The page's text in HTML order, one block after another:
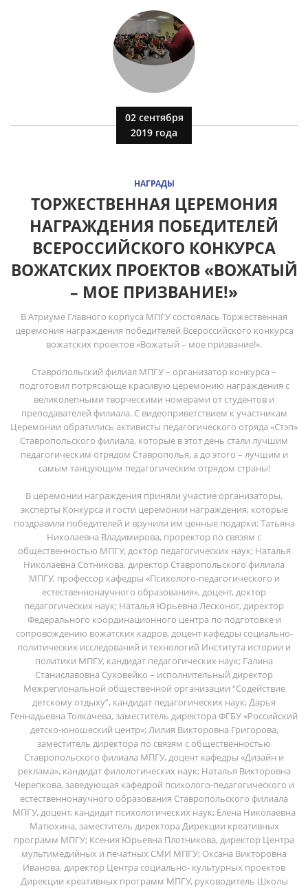
02 сентября
2019 года
НАГРАДЫ
ТОРЖЕСТВЕННАЯ ЦЕРЕМОНИЯ
НАГРАЖДЕНИЯ ПОБЕДИТЕЛЕЙ
ВСЕРОССИЙСКОГО КОНКУРСА
ВОЖАТСКИХ ПРОЕКТОВ «ВОЖАТЫЙ
– МОЕ ПРИЗВАНИЕ!»
В Атриуме Главного корпуса МПГУ состоялась Торжественная
церемония награждения победителей Всероссийского конкурса
вожатских проектов «Вожатый – мое призвание!».
Ставропольский филиал МПГУ – организатор конкурса –
подготовил потрясающе красивую церемонию награждения с
великолепными творческими номерами от студентов и
преподавателей филиала. С видеоприветствием к участникам
Церемонии обратились активисты педагогического отряда «Стэп»
Ставропольского филиала, которые в этот день стали лучшим
педагогическим отрядом Ставрополья, а до этого – лучшим и
самым танцующим педагогическим отрядом страны!
В церемонии награждения приняли участие организаторы,
эксперты Конкурса и гости церемонии награждения, которые
поздравили победителей и вручили им ценные подарки: Татьяна
Николаевна Владимирова, проректор по связям с
общественностью МПГУ, доктор педагогических наук; Наталья
Николаевна Сотникова, директор Ставропольского филиала
МПГУ, профессор кафедры «Психолого-педагогического и
естественнонаучного образования», доцент, доктор
педагогических наук; Наталья Юрьевна Лесконог, директор
Федерального координационного центра по подготовке и
сопровождению вожатских кадров, доцент кафедры социально-
политических исследований и технологий Института истории и
политики МПГУ, кандидат педагогических наук; Галина
Станиславовна Суховейко – исполнительный директор
Межрегиональной общественной организации “Содействие
детскому отдыху”, кандидат педагогических наук; Дарья
Геннадьевна Толкачева, заместитель директора ФГБУ «Российский
детско-юношеский центр»; Лилия Викторовна Григорова,
заместитель директора по связям с общественностью
Ставропольского филиала МПГУ, доцент кафедры «Дизайн и
реклама», кандидат филологических наук; Наталья Викторовна
Черепкова, заведующая кафедрой психолого-педагогического и
естественнонаучного образования Ставропольского филиала
МПГУ, доцент, кандидат психологических наук; Елена Николаевна
Матюхина, заместитель директора Дирекции креативных
программ МПГУ; Ксения Юрьевна Плотникова, директор Центра
мультимедийных и печатных СМИ МПГУ; Оксана Викторовна
Иванова, директор Центра социально- культурных проектов
Дирекции креативных программ МПГУ, руководитель Школы